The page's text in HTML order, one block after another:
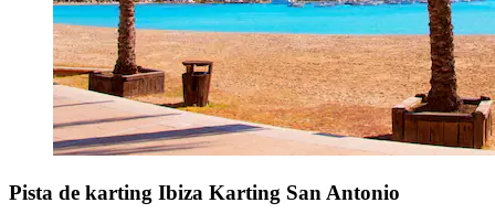
Pista de karting Ibiza Karting San Antonio